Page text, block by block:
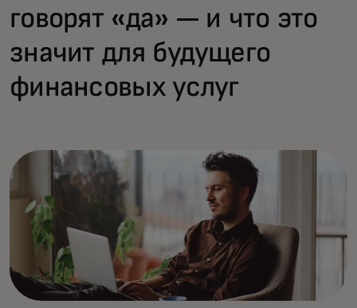
говорят «да» — и что это
значит для будущего
финансовых услуг